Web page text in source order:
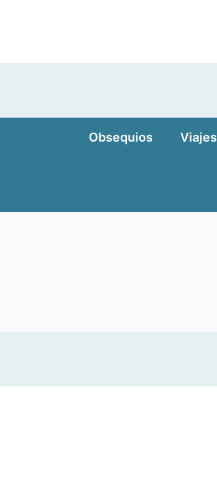
Obsequios Viajes